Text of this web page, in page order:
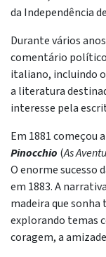
da Independência
Durante vários
comentário político
italiano, incluindo
a literatura
interesse pela
Em 1881 começou
Pinocchio (As
O enorme sucesso
em 1883. A
madeira que
explorando temas
coragem, a